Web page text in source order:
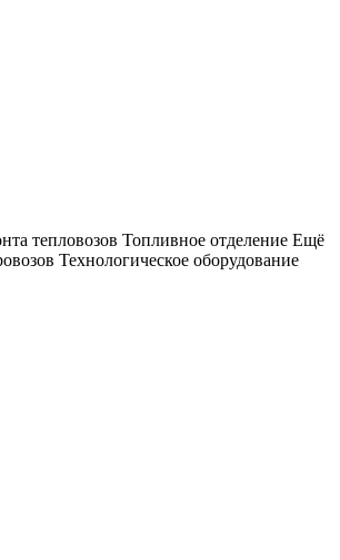
тепловозов Топливное отделение Ещё
Технологическое оборудование